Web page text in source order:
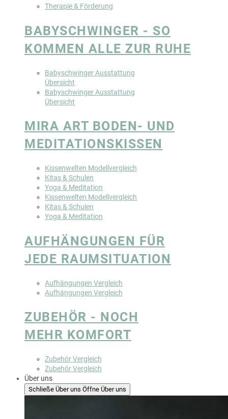
Therapie & Förderung
BABYSCHWINGER - SO
KOMMEN ALLE ZUR RUHE
Babyschwinger Ausstattung
Übersicht
Babyschwinger Ausstattung
Übersicht
MIRA ART BODEN- UND
MEDITATIONSKISSEN
Kissenwelten Modellvergleich
Kitas & Schulen
Yoga & Meditation
Kissenwelten Modellvergleich
Kitas & Schulen
Yoga & Meditation
AUFHÄNGUNGEN FÜR
JEDE RAUMSITUATION
Aufhängungen Vergleich
Aufhängungen Vergleich
ZUBEHÖR - NOCH
MEHR KOMFORT
Zubehör Vergleich
Zubehör Vergleich
Über uns
Schließe Über uns Öffne Über uns